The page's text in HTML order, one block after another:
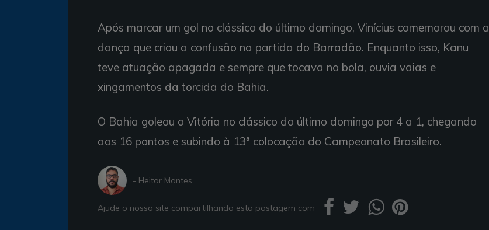
Após marcar um gol no clássico do último domingo, Vinícius comemorou com a
dança que criou a confusão na partida do Barradão. Enquanto isso, Kanu
teve atuação apagada e sempre que tocava no bola, ouvia vaias e
xingamentos da torcida do Bahia.
O Bahia goleou o Vitória no clássico do último domingo por 4 a 1, chegando
aos 16 pontos e subindo à 13ª colocação do Campeonato Brasileiro.
- Heitor Montes
Ajude o nosso site compartilhando esta postagem com